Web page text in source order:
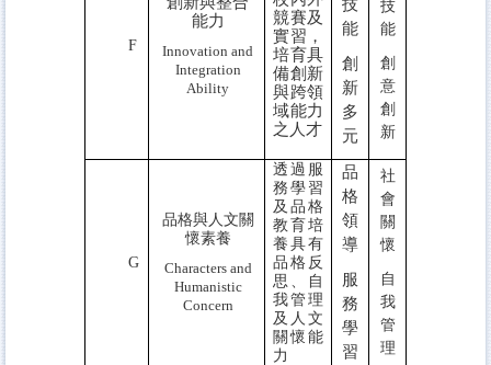
F
能力
Innovation and
Integration
Ability
競賽及
實習，
培育具
備創新
與跨領
域能力
之人才
技
能
創
新
多
元
技
能
創
意
創
新
G
品格與人文關
懷素養
Characters and
Humanistic
Concern
透過服
務學習
及品格
教育培
養具有
品格反
思、自
我管理
及人文
關懷能
力
品
格
領
導
服
務
學
習
社
會
關
懷
自
我
管
理